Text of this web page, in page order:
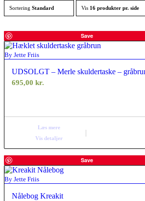
Sortering Standard Vis 16 produkter pr. side
Save
By Jette Friis
UDSOLGT – Merle skuldertaske –
695,00 kr.
Læs mere
Vis detaljer
Save
By Jette Friis
Nålebog Kreakit